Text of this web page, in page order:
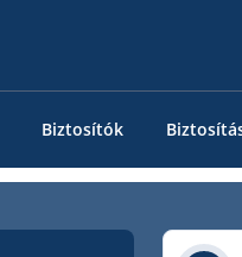
Biztosítók